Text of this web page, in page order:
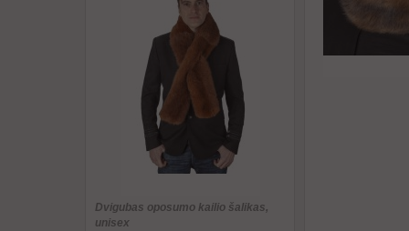
Dvigubas oposumo kailio šalikas,
unisex